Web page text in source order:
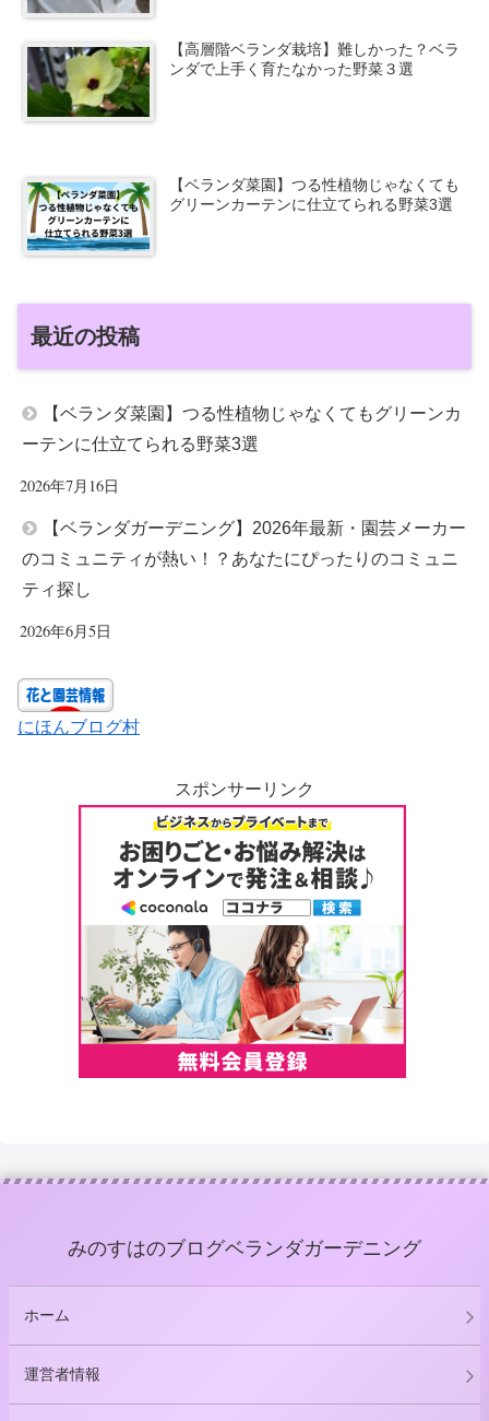
【高層階ベランダ栽培】難しかった？ベラ
ンダで上手く育たなかった野菜３選
【ベランダ菜園】つる性植物じゃなくても
グリーンカーテンに仕立てられる野菜3選
最近の投稿
【ベランダ菜園】つる性植物じゃなくてもグリーンカ
ーテンに仕立てられる野菜3選
2026年7月16日
【ベランダガーデニング】2026年最新・園芸メーカー
のコミュニティが熱い！？あなたにぴったりのコミュニ
ティ探し
2026年6月5日
にほんブログ村
スポンサーリンク
みのすはのブログベランダガーデニング
ホーム
運営者情報